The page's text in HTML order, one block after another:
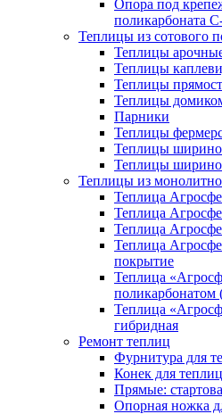
Опора под
поликарбоната
Теплицы из сотового
Теплицы
Теплицы
Теплицы
Теплицы
Парники
Теплицы
Теплицы
Теплицы
Теплицы из
Теплица
Теплица
Теплица
Теплица
покрытие
Теплица
Теплица
гибридная
Ремонт теплиц
Фурнитура для
Конек для
Прямые:
Опорная ножка